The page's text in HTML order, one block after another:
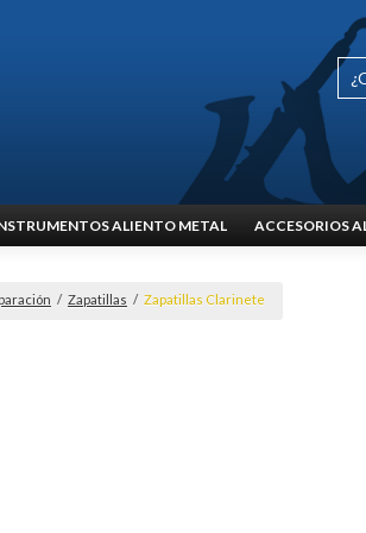
ALIENTO METAL ACCESORIOS
/ Zapatillas / Zapatillas Clarinete